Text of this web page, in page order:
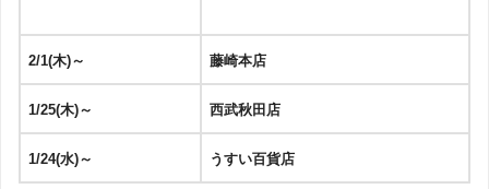
2/1(木)～ 藤崎本店
1/25(木)～ 西武秋田店
1/24(水)～ うすい百貨店